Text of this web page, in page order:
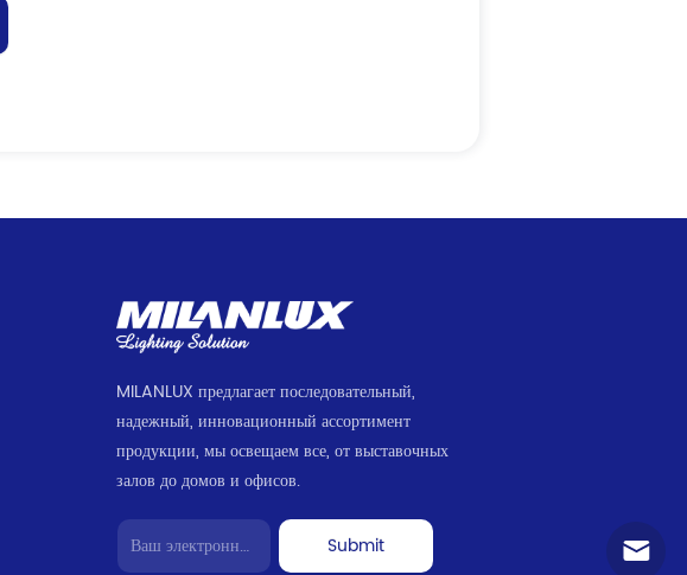
MILANLUX предлагает последовательный,
надежный, инновационный ассортимент
продукции, мы освещаем все, от выставочных
залов до домов и офисов.
Submit